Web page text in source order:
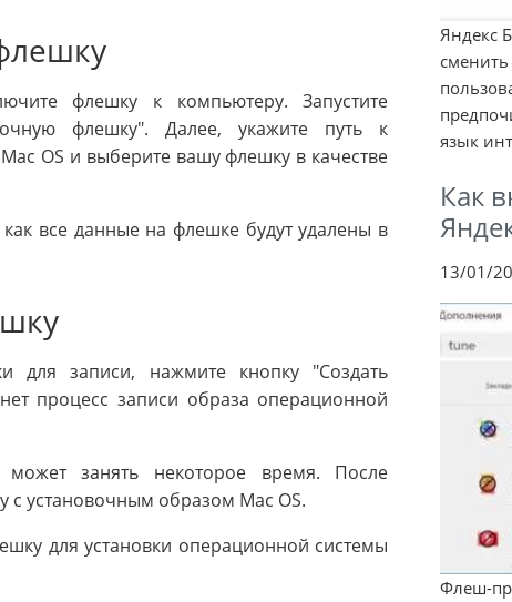
флешку к компьютеру. Запустите
флешку". Далее, укажите путь к
OS и выберите вашу флешку в качестве
все данные на флешке будут удалены в
записи, нажмите кнопку "Создать
процесс записи образа операционной
занять некоторое время. После
с установочным образом Mac OS.
для установки операционной системы
Яндекс
язык
Как
13/01/
Флеш-